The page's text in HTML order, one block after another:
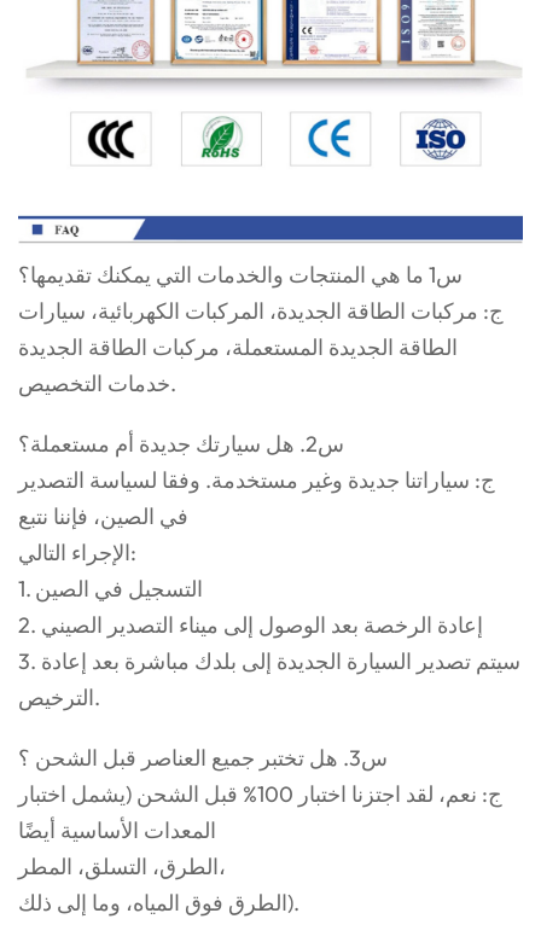
س1 ما هي المنتجات والخدمات التي يمكنك تقديمها؟
ج: مركبات الطاقة الجديدة، المركبات الكهربائية، سيارات
الطاقة الجديدة المستعملة، مركبات الطاقة الجديدة
خدمات التخصيص.
س2. هل سيارتك جديدة أم مستعملة؟
ج: سياراتنا جديدة وغير مستخدمة. وفقا لسياسة التصدير
في الصين، فإننا نتبع
الإجراء التالي:
1. التسجيل في الصين
2. إعادة الرخصة بعد الوصول إلى ميناء التصدير الصيني
3. سيتم تصدير السيارة الجديدة إلى بلدك مباشرة بعد إعادة
الترخيص.
س3. هل تختبر جميع العناصر قبل الشحن ؟
ج: نعم، لقد اجتزنا اختبار 100% قبل الشحن (يشمل اختبار
المعدات الأساسية أيضًا
الطرق، التسلق، المطر،
الطرق فوق المياه، وما إلى ذلك).